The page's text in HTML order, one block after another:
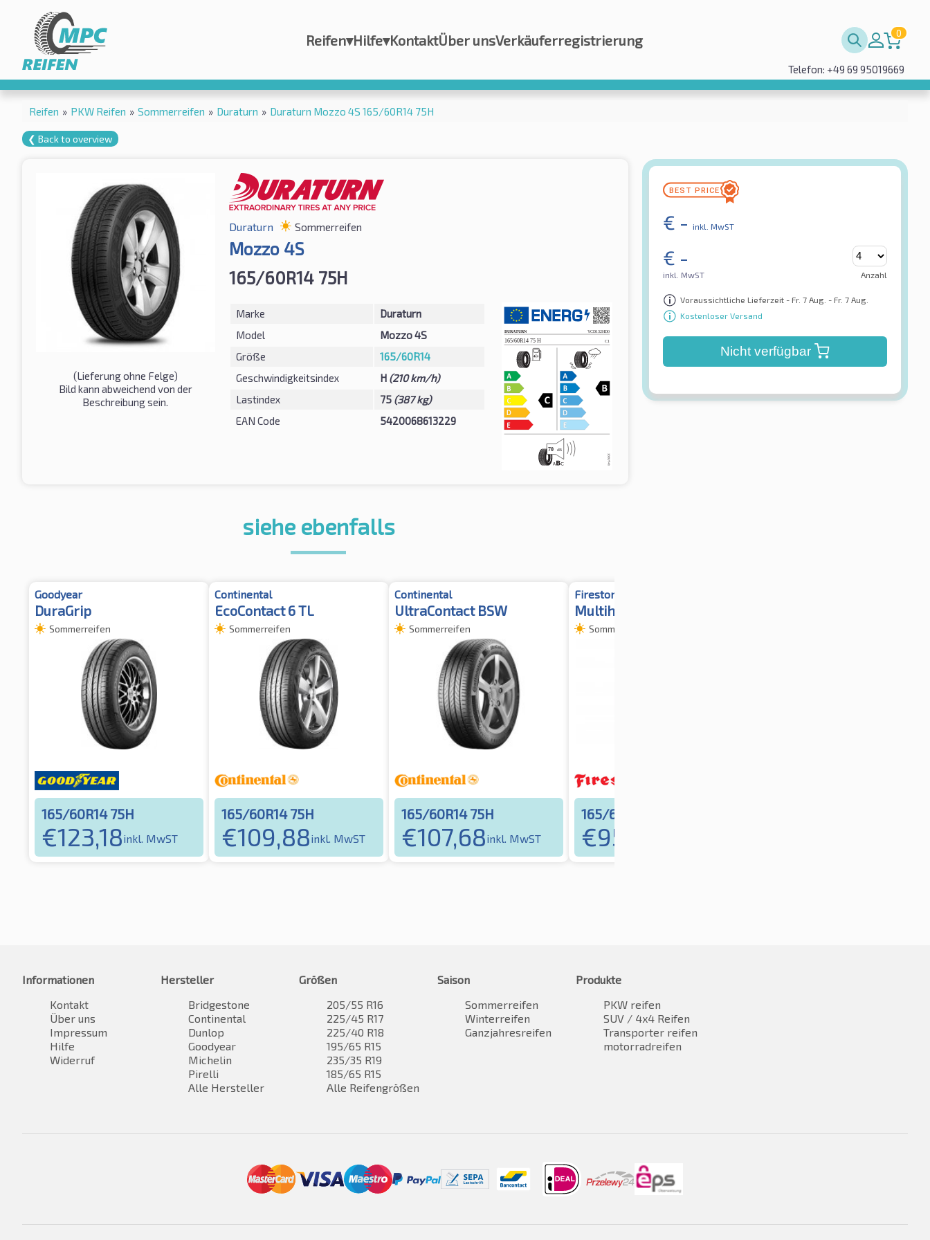
Reifen▾Hilfe▾KontaktÜber unsVerkäuferregistrierung 0
Telefon: +49 69 95019669
Reifen » PKW Reifen » Sommerreifen » Duraturn » Duraturn Mozzo 4S 165/60R14 75H
❮ Back to overview
(Lieferung ohne Felge)
Bild kann abweichend von der
Beschreibung sein.
Duraturn Sommerreifen
Mozzo 4S
165/60R14 75H
Marke
Duraturn
Model
Mozzo 4S
Größe
165/60R14
Geschwindigkeitsindex
H (210 km/h)
Lastindex
75 (387 kg)
EAN Code
5420068613229
€ - inkl. MwST
€ -
inkl. MwST Anzahl
Voraussichtliche Lieferzeit - Fr. 7 Aug. - Fr. 7 Aug.
Kostenloser Versand
Nicht verfügbar
siehe ebenfalls
Goodyear
DuraGrip
Sommerreifen
165/60R14 75H
€123,18inkl. MwST
Continental
EcoContact 6 TL
Sommerreifen
165/60R14 75H
€109,88inkl. MwST
Continental
UltraContact BSW
Sommerreifen
165/60R14 75H
€107,68inkl. MwST
Firestone
Multihawk 2
Sommerreifen
165/60R14 75H
€95,82
Informationen
Kontakt
Über uns
Impressum
Hilfe
Widerruf
Hersteller
Bridgestone
Continental
Dunlop
Goodyear
Michelin
Pirelli
Alle Hersteller
Größen
205/55 R16
225/45 R17
225/40 R18
195/65 R15
235/35 R19
185/65 R15
Alle Reifengrößen
Saison
Sommerreifen
Winterreifen
Ganzjahresreifen
Produkte
PKW reifen
SUV / 4x4 Reifen
Transporter reifen
motorradreifen